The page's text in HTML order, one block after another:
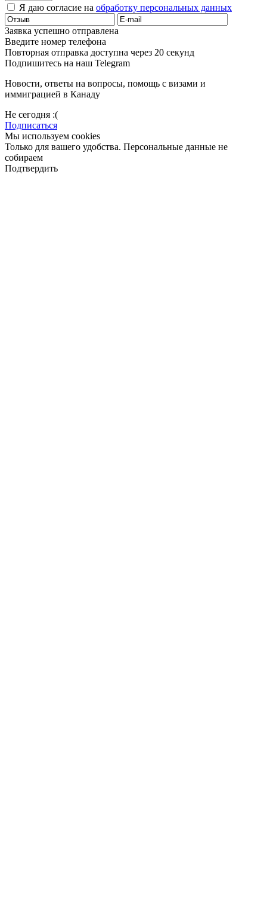
Я даю согласие на обработку персональных данных
Заявка успешно отправлена
Введите номер телефона
Повторная отправка доступна через 20 секунд
Подпишитесь на наш Telegram
Новости, ответы на вопросы, помощь с визами и
иммиграцией в Канаду
Не сегодня :(
Подписаться
Мы используем cookies
Только для вашего удобства. Персональные данные не
собираем
Подтвердить